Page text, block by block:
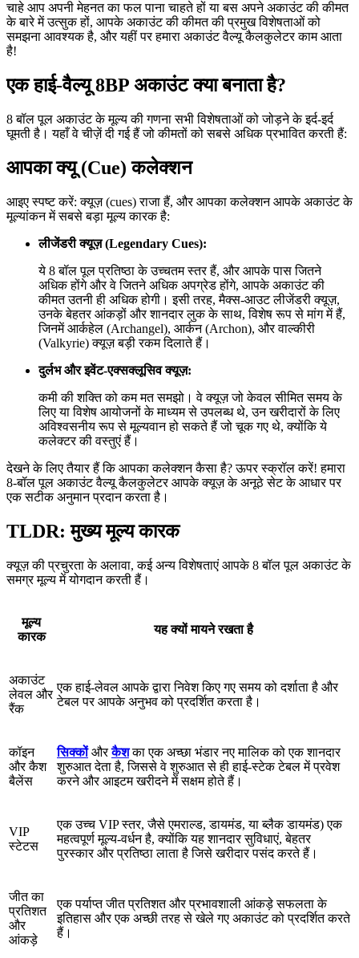
चाहे आप अपनी मेहनत का फल पाना चाहते हों या बस अपने अकाउंट की कीमत
के बारे में उत्सुक हों, आपके अकाउंट की कीमत की प्रमुख विशेषताओं को
समझना आवश्यक है, और यहीं पर हमारा अकाउंट वैल्यू कैलकुलेटर काम आता
है!
एक हाई-वैल्यू 8BP अकाउंट क्या बनाता है?
8 बॉल पूल अकाउंट के मूल्य की गणना सभी विशेषताओं को जोड़ने के इर्द-इर्द
घूमती है। यहाँ वे चीज़ें दी गई हैं जो कीमतों को सबसे अधिक प्रभावित करती हैं:
आपका क्यू (Cue) कलेक्शन
आइए स्पष्ट करें: क्यूज़ (cues) राजा हैं, और आपका कलेक्शन आपके अकाउंट के
मूल्यांकन में सबसे बड़ा मूल्य कारक है:
लीजेंडरी क्यूज़ (Legendary Cues):
ये 8 बॉल पूल प्रतिष्ठा के उच्चतम स्तर हैं, और आपके पास जितने
अधिक होंगे और वे जितने अधिक अपग्रेड होंगे, आपके अकाउंट की
कीमत उतनी ही अधिक होगी। इसी तरह, मैक्स-आउट लीजेंडरी क्यूज़,
उनके बेहतर आंकड़ों और शानदार लुक के साथ, विशेष रूप से मांग में हैं,
जिनमें आर्कहेल (Archangel), आर्कन (Archon), और वाल्कीरी
(Valkyrie) क्यूज़ बड़ी रकम दिलाते हैं।
दुर्लभ और इवेंट-एक्सक्लूसिव क्यूज़:
कमी की शक्ति को कम मत समझो। वे क्यूज़ जो केवल सीमित समय के
लिए या विशेष आयोजनों के माध्यम से उपलब्ध थे, उन खरीदारों के लिए
अविश्वसनीय रूप से मूल्यवान हो सकते हैं जो चूक गए थे, क्योंकि ये
कलेक्टर की वस्तुएं हैं।
देखने के लिए तैयार हैं कि आपका कलेक्शन कैसा है? ऊपर स्क्रॉल करें! हमारा
8-बॉल पूल अकाउंट वैल्यू कैलकुलेटर आपके क्यूज़ के अनूठे सेट के आधार पर
एक सटीक अनुमान प्रदान करता है।
TLDR: मुख्य मूल्य कारक
क्यूज़ की प्रचुरता के अलावा, कई अन्य विशेषताएं आपके 8 बॉल पूल अकाउंट के
समग्र मूल्य में योगदान करती हैं।
मूल्य
कारक
यह क्यों मायने रखता है
अकाउंट
लेवल और
रैंक
एक हाई-लेवल आपके द्वारा निवेश किए गए समय को दर्शाता है और
टेबल पर आपके अनुभव को प्रदर्शित करता है।
कॉइन
और कैश
बैलेंस
सिक्कोंऔरकैशका एक अच्छा भंडार नए मालिक को एक शानदार
शुरुआत देता है, जिससे वे शुरुआत से ही हाई-स्टेक टेबल में प्रवेश
करने और आइटम खरीदने में सक्षम होते हैं।
VIP
स्टेटस
एक उच्च VIP स्तर, जैसे एमराल्ड, डायमंड, या ब्लैक डायमंड) एक
महत्वपूर्ण मूल्य-वर्धन है, क्योंकि यह शानदार सुविधाएं, बेहतर
पुरस्कार और प्रतिष्ठा लाता है जिसे खरीदार पसंद करते हैं।
जीत का
प्रतिशत
और
आंकड़े
एक पर्याप्त जीत प्रतिशत और प्रभावशाली आंकड़े सफलता के
इतिहास और एक अच्छी तरह से खेले गए अकाउंट को प्रदर्शित करते
हैं।